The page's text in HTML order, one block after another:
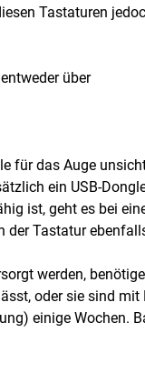
Tastaturen
über
für das Auge
ein USB-
ist, geht es bei
der Tastatur
werden,
oder sie sind
einige Wochen.